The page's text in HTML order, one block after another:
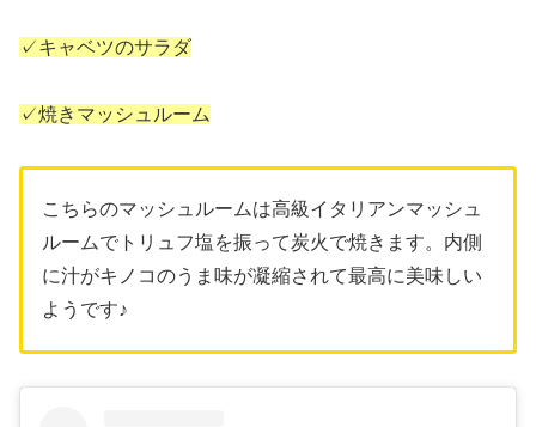
✓キャベツのサラダ
✓焼きマッシュルーム
こちらのマッシュルームは高級イタリアンマッシュ
ルームでトリュフ塩を振って炭火で焼きます。内側
に汁がキノコのうま味が凝縮されて最高に美味しい
ようです♪